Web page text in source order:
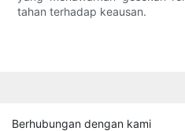
tahan terhadap keausan.
Berhubungan dengan kami